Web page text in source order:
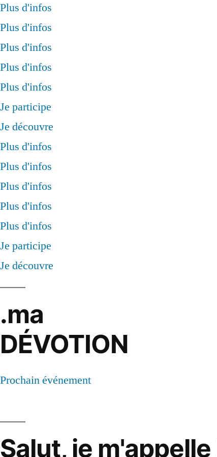
Plus d'infos
Plus d'infos
Plus d'infos
Plus d'infos
Plus d'infos
Je participe
Je découvre
Plus d'infos
Plus d'infos
Plus d'infos
Plus d'infos
Plus d'infos
Je participe
Je découvre
.ma
DÉVOTION
Prochain événement
Salut, je m'appelle